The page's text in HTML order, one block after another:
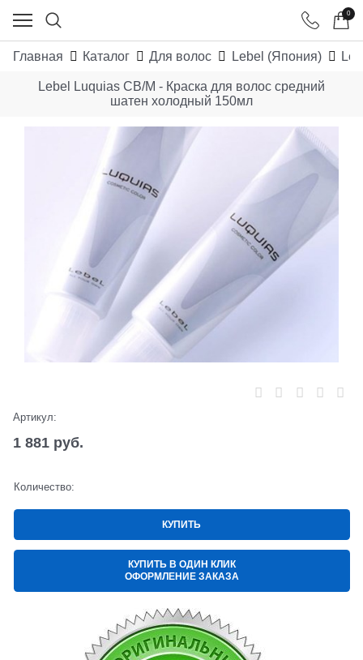
0
Главная Каталог Для волос Lebel (Япония)
Lebel Luquias CB/M - Краска для волос средний
шатен холодный 150мл
Артикул:
1 881 руб.
Количество:
КУПИТЬ
КУПИТЬ В ОДИН КЛИК
ОФОРМЛЕНИЕ ЗАКАЗА